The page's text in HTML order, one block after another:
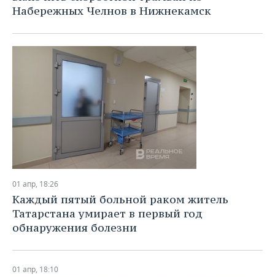
Набережных Челнов в Нижнекамск
01 апр, 18:26
Каждый пятый больной раком житель
Татарстана умирает в первый год
обнаружения болезни
01 апр, 18:10